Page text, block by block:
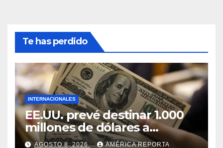
Te has perdido
INTERNACIONALES
EE.UU. prevé destinar 1.000
millones de dólares a
Colombia para un paquete
AGOSTO 8, 2026 AMÉRICA REPORTA